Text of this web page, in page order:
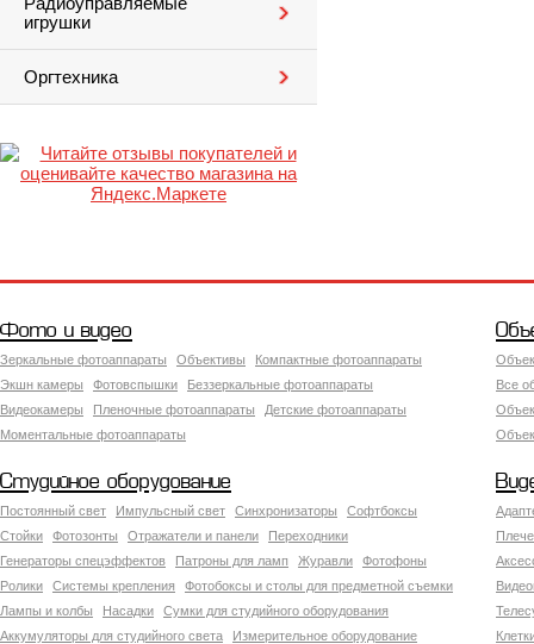
игрушки
Оргтехника
Фото и видео
Зеркальные фотоаппараты Объективы
Компактные фотоаппараты
Экшн камеры
Фотовспышки
Беззеркальные фотоаппараты
Видеокамеры
Пленочные фотоаппараты
Детские фотоаппараты
Моментальные фотоаппараты
Все
Студийное оборудование
Постоянный свет Импульсный свет Синхронизаторы
Софтбоксы
Стойки
Фотозонты Отражатели и панели
Переходники
Генераторы спецэффектов
Патроны для ламп Журавли
Фотофоны
Ролики
Системы крепления
Фотобоксы и столы для предметной съемки
Лампы и колбы
Насадки
Сумки для студийного оборудования
Аккумуляторы для студийного света
Измерительное оборудование